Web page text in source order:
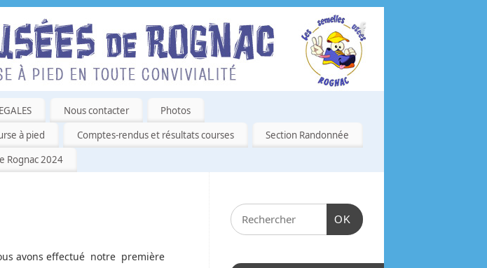
Nous contacter
Photos
à pied Comptes-rendus et résultats courses
Section Randonnée
Rognac 2024
avons effectué notre première
OK